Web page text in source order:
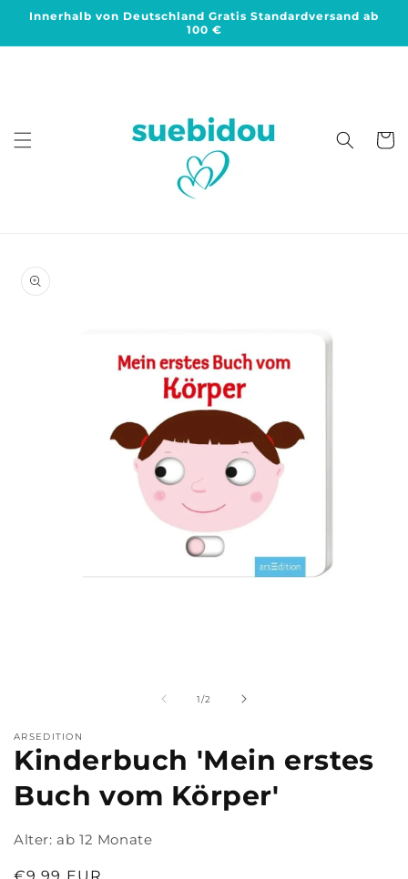
zum
Innerhalb von Deutschland Gratis Standardversand ab
100 €
1/von
2
ARSEDITION
Kinderbuch 'Mein erstes
Buch vom Körper'
Alter: ab 12 Monate